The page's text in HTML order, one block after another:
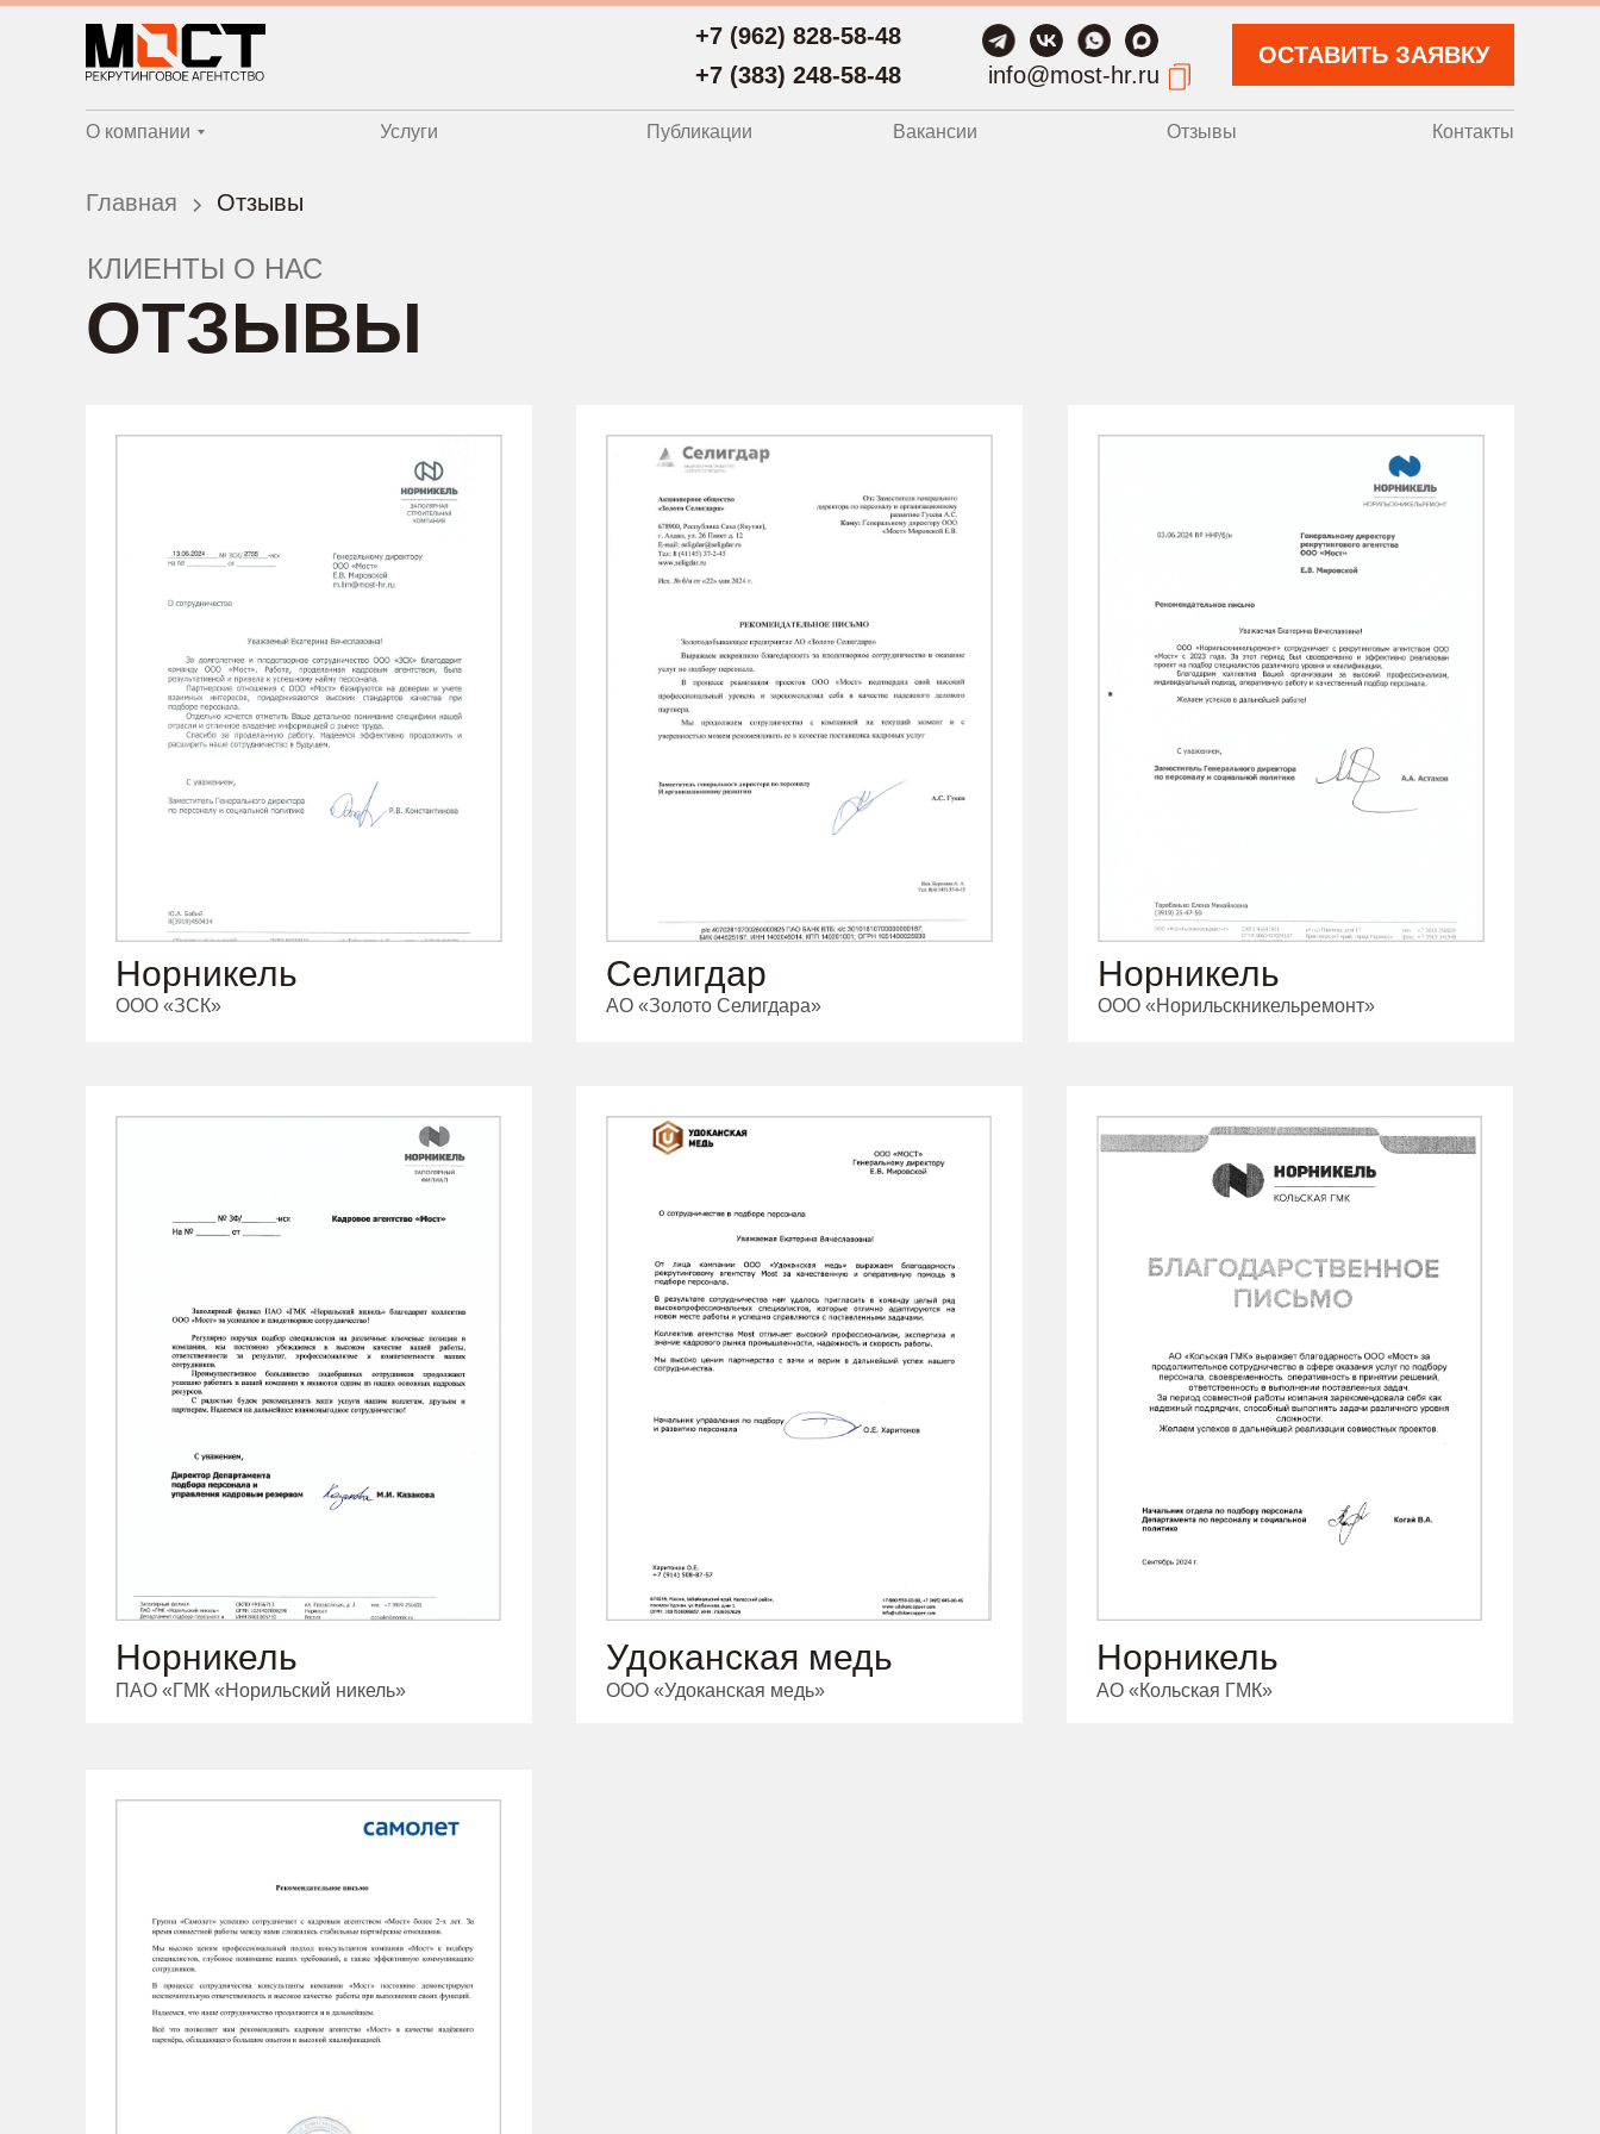
info@most-hr.ru
ОСТАВИТЬ ЗАЯВКУ
+7 (962) 828-58-48
+7 (383) 248-58-48
О компании Услуги Публикации Вакансии Отзывы Контакты
Главная Отзывы
ОТЗЫВЫ
КЛИЕНТЫ О НАС
Норникель
ООО «ЗСК»
Cелигдар
AO «Золото Селигдара»
Норникель
ООО «Норильскникельремонт»
Норникель
ПАО «ГМК «Норильский никель»
Удоканская медь
ООО «Удоканская медь»
Норникель
АО «Кольская ГМК»